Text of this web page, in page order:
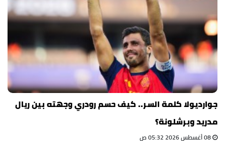
جوارديولا كلمة السر.. كيف حسم رودري وجهته بين ريال
مدريد وبرشلونة؟